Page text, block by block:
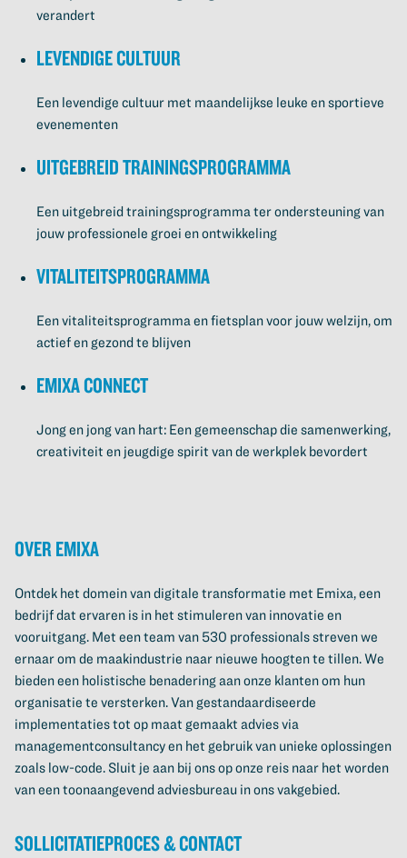
verandert
Levendige cultuur
Een levendige cultuur met maandelijkse leuke en sportieve
evenementen
Uitgebreid trainingsprogramma
Een uitgebreid trainingsprogramma ter ondersteuning van
jouw professionele groei en ontwikkeling
Vitaliteitsprogramma
Een vitaliteitsprogramma en fietsplan voor jouw welzijn, om
actief en gezond te blijven
Emixa connect
Jong en jong van hart: Een gemeenschap die samenwerking,
creativiteit en jeugdige spirit van de werkplek bevordert
Over Emixa
Ontdek het domein van digitale transformatie met Emixa, een
bedrijf dat ervaren is in het stimuleren van innovatie en
vooruitgang. Met een team van 530 professionals streven we
ernaar om de maakindustrie naar nieuwe hoogten te tillen. We
bieden een holistische benadering aan onze klanten om hun
organisatie te versterken. Van gestandaardiseerde
implementaties tot op maat gemaakt advies via
managementconsultancy en het gebruik van unieke oplossingen
zoals low-code. Sluit je aan bij ons op onze reis naar het worden
van een toonaangevend adviesbureau in ons vakgebied.
Sollicitatieproces & contact